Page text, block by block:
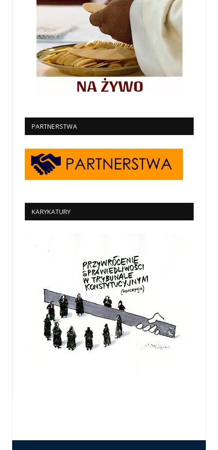
PARTNERSTWA
KARYKATURY